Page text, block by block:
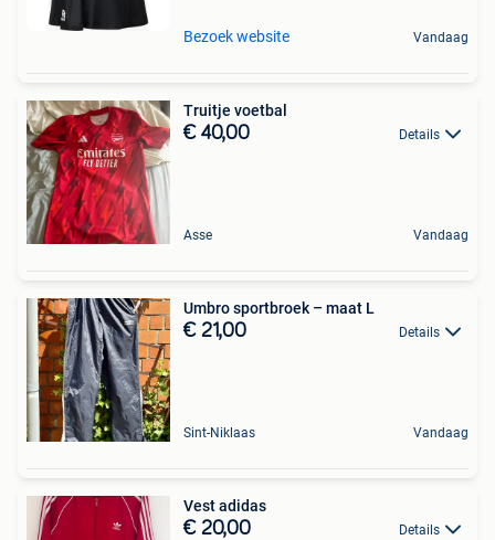
Bezoek website Vandaag
Truitje voetbal
€ 40,00 Details
Asse Vandaag
Umbro sportbroek – maat L
€ 21,00 Details
Sint-Niklaas Vandaag
Vest adidas
€ 20,00 Details